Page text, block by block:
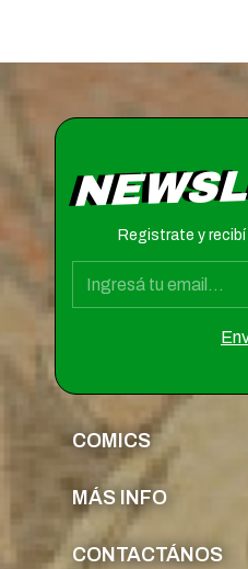
Registrate y
COMICS
MÁS INFO
CONTACTÁNOS